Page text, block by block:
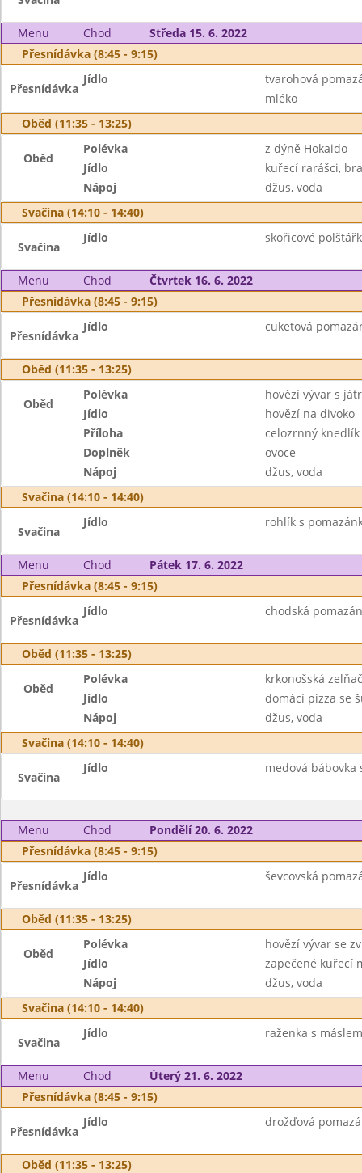
Menu Chod
Středa 15. 6. 2022
Přesnídávka (8:45 - 9:15)
Přesnídávka
Jídlo
tvarohová
mléko
Oběd (11:35 - 13:25)
Oběd
Polévka
z dýně Hokaido
Jídlo
kuřecí rarášci,
Nápoj
džus, voda
Svačina (14:10 - 14:40)
Svačina
Jídlo skořicové
Menu Chod
Čtvrtek 16. 6. 2022
Přesnídávka (8:45 - 9:15)
Přesnídávka
Jídlo cuketová
Oběd (11:35 - 13:25)
Oběd
Polévka
hovězí vývar s
Jídlo
hovězí na divoko
Příloha
celozrnný knedlík
Doplněk
ovoce
Nápoj
džus, voda
Svačina (14:10 - 14:40)
Svačina
Jídlo rohlík s
Menu Chod
Pátek 17. 6. 2022
Přesnídávka (8:45 - 9:15)
Přesnídávka
Jídlo chodská
Oběd (11:35 - 13:25)
Oběd
Polévka
krkonošská
Jídlo
domácí pizza se
Nápoj
džus, voda
Svačina (14:10 - 14:40)
Svačina
Jídlo medová bábovka
Menu Chod
Pondělí 20. 6. 2022
Přesnídávka (8:45 - 9:15)
Přesnídávka
Jídlo ševcovská
Oběd (11:35 - 13:25)
Oběd
Polévka
hovězí vývar se
Jídlo
zapečené kuřecí
Nápoj
džus, voda
Svačina (14:10 - 14:40)
Svačina
Jídlo raženka s
Menu Chod
Úterý 21. 6. 2022
Přesnídávka (8:45 - 9:15)
Přesnídávka
Jídlo drožďová
Oběd (11:35 - 13:25)